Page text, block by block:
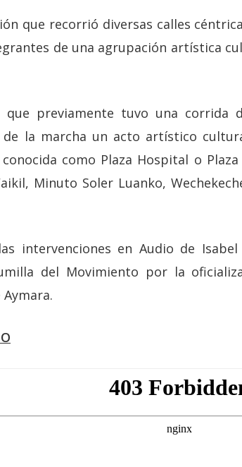
que recorrió diversas calles
de una agrupación artística
que previamente tuvo una
de la marcha un acto artístico
como Plaza Hospital o
Minuto Soler Luanko,
intervenciones en Audio de
del Movimiento por la